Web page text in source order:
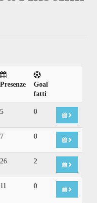
Presenze
Goal
fatti
5 0
7 0
26 2
11 0